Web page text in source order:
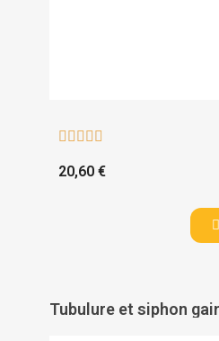
    
20,60 €